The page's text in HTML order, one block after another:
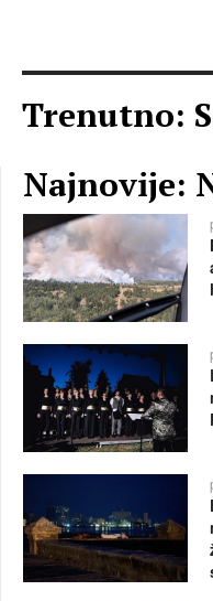
Trenutno:
Najnovije: